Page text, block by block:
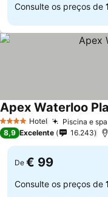
Consulte os preços de
4 EstrelasHotel Piscina e
Apex Waterloo
8,9 Excelente 16.243
De € 99
Consulte os preços de